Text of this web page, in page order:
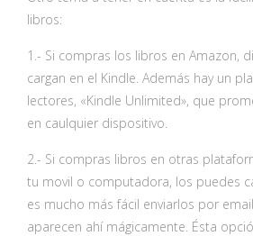
libros:
1.- Si compras los libros en Amazon,
cargan en el Kindle. Además hay un
lectores, «Kindle Unlimited», que
en caulquier dispositivo.
2.- Si compras libros en otras
tu movil o computadora, los puedes
es mucho más fácil enviarlos por
aparecen ahí mágicamente. Ésta